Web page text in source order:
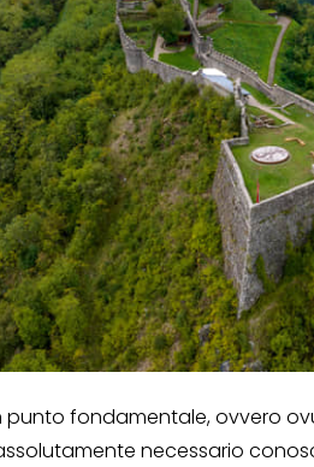
punto fondamentale, ovvero
necessario